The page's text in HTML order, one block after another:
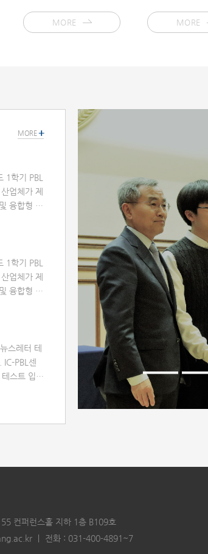
MORE MORE
MORE+
1학기 PBL
업체가 제
융합형 인
.
1학기 PBL
업체가 제
융합형 인
.
스레터 테
PBL센
스트 입니
다. IC-
컨퍼런스홀 지하 1층 B109호
전화 : 031-400-4891~7